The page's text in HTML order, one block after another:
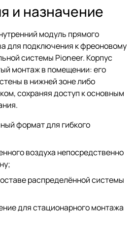
и назначение
модуль прямого
для подключения к фреоновому
системы Pioneer. Корпус
монтаж в помещении: его
в нижней зоне либо
сохраняя доступ к основным
формат для гибкого
воздуха непосредственно
распределённой системы
для стационарного монтажа